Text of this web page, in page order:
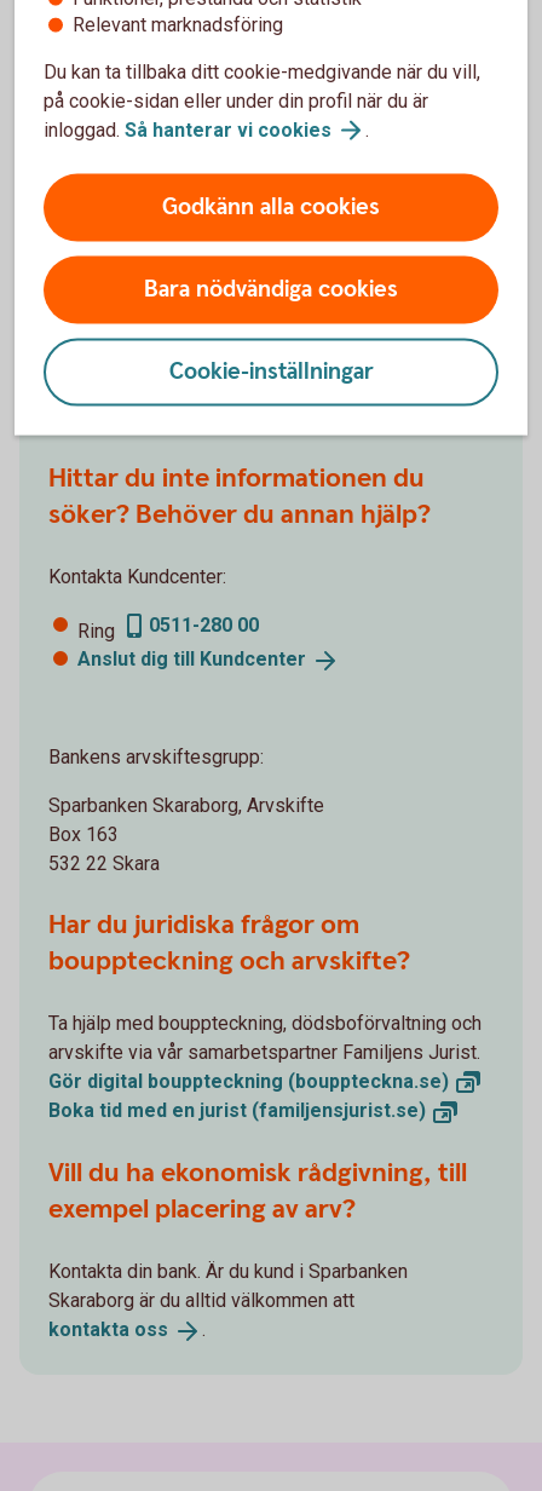
Hittar du inte informationen du
söker? Behöver du annan hjälp?
Kontakta Kundcenter:
Ring
0511-280 00
Anslut dig till Kundcenter
Bankens arvskiftesgrupp:
Sparbanken Skaraborg, Arvskifte
Box 163
532 22 Skara
Har du juridiska frågor om
bouppteckning och arvskifte?
Ta hjälp med bouppteckning, dödsboförvaltning och
arvskifte via vår samarbetspartner Familjens Jurist.
Gör digital bouppteckning (bouppteckna.se)
Boka tid med en jurist (familjensjurist.se)
Vill du ha ekonomisk rådgivning, till
exempel placering av arv?
Kontakta din bank. Är du kund i Sparbanken
Skaraborg är du alltid välkommen att
kontakta oss .
Har du frågor?
Relevant marknadsföring
Du kan ta tillbaka ditt cookie-medgivande när du vill,
på cookie-sidan eller under din profil när du är
inloggad. Så hanterar vi cookies .
Godkänn alla cookies
Bara nödvändiga cookies
Cookie-inställningar